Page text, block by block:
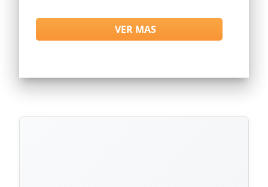
VER MAS